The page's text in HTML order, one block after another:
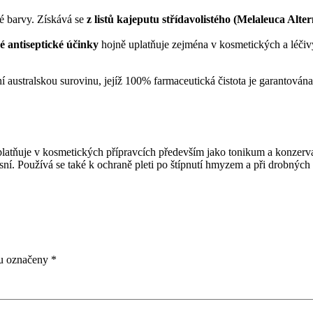
barvy. Získává se z listů kajeputu střídavolistého (Melaleuca
antiseptické účinky hojně uplatňuje zejména v kosmetických a
surovinu, jejíž 100% farmaceutická čistota je
v kosmetických přípravcích především jako tonikum a
Používá se také k ochraně pleti po štípnutí hmyzem a při drobných
označeny *